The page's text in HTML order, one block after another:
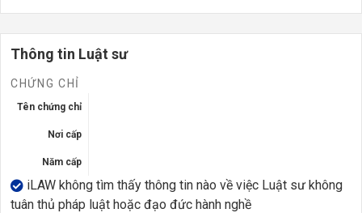
Thông tin Luật sư
CHỨNG CHỈ
Tên chứng chỉ
Nơi cấp
Năm cấp
iLAW không tìm thấy thông tin nào về việc Luật sư không
tuân thủ pháp luật hoặc đạo đức hành nghề